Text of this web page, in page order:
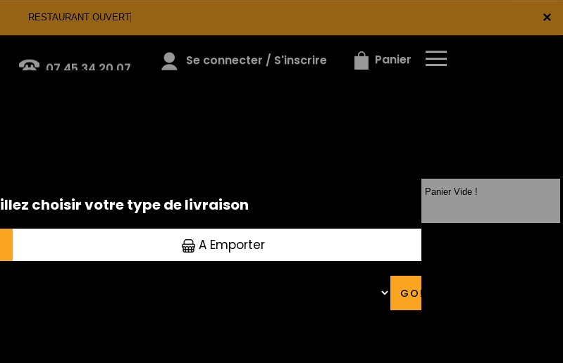
×
RESTAURANT OUVERT
07.45.34.20.07 Se connecter / S'inscrire Panier
×
ENTRÉES Panier Vide !